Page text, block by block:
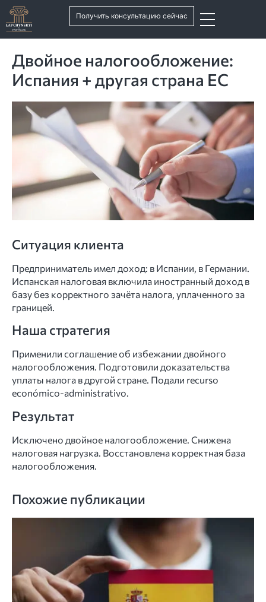
Получить консультацию сейчас
Двойное налогообложение:
Испания + другая страна ЕС
Ситуация клиента
Предприниматель имел доход: в Испании, в Германии.
Испанская налоговая включила иностранный доход в
базу без корректного зачёта налога, уплаченного за
границей.
Наша стратегия
Применили соглашение об избежании двойного
налогообложения. Подготовили доказательства
уплаты налога в другой стране. Подали recurso
económico-administrativo.
Результат
Исключено двойное налогообложение. Снижена
налоговая нагрузка. Восстановлена корректная база
налогообложения.
Похожие публикации